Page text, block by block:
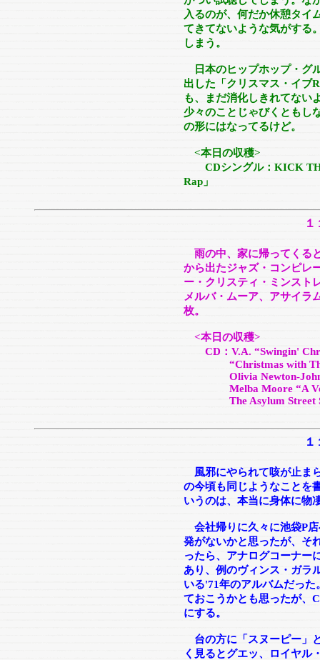
入るのが、何だか休憩タイ
てきてないような気がする
しまう。
日本のヒップホップ・グ
出した「クリスマス・イブ
も、まだ消化しきれてない
少々のことじゃびくともし
の形にはなってるけど。
<本日の収穫>
CDシングル：KICK
Rap」
雨の中、家に帰ってくる
から出たジャズ・コンピレ
ー・クリスティ・ミンスト
メルバ・ムーア、アサイラ
枚。
<本日の収穫>
CD：V.A. “Swingin'
“Christmas with The
Olivia Newton-John
Melba Moore “A Very
The Asylum Street
風邪にやられて咳が止ま
の今頃も同じようなことを
いうのは、本当に身体に物
会社帰りに久々に池袋P
発がないかと思ったが、そ
ったら、アナログコーナー
あり、例のヴィンス・ガラ
いる'71年のアルバムだっ
ておこうかとも思ったが、
にする。
台の方に「スヌーピー」
く見るとグエッ、ロイヤル